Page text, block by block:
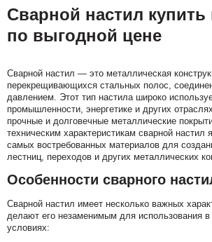
Сварной настил
по выгодной цене
Сварной настил — это металлическая
перекрещивающихся стальных полос,
давлением. Этот тип настила широко
промышленности, энергетике и других
прочные и долговечные металлические
техническим характеристикам сварной настил
самых востребованных материалов для
лестниц, переходов и других металлических
Особенности сварного
Сварной настил имеет несколько важных
делают его незаменимым для использования
условиях: